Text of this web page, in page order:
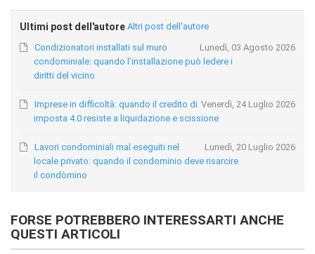
Ultimi post dell'autore Altri post dell'autore
Lunedì, 03 Agosto 2026
Condizionatori installati sul muro
condominiale: quando l’installazione può ledere i
diritti del vicino
Venerdì, 24 Luglio 2026
Imprese in difficoltà: quando il credito di
imposta 4.0 resiste a liquidazione e scissione
Lunedì, 20 Luglio 2026
Lavori condominiali mal eseguiti nel
locale privato: quando il condominio deve risarcire
il condòmino
FORSE POTREBBERO INTERESSARTI ANCHE
QUESTI ARTICOLI